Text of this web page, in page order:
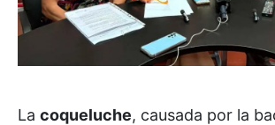
La coqueluche, causada por la